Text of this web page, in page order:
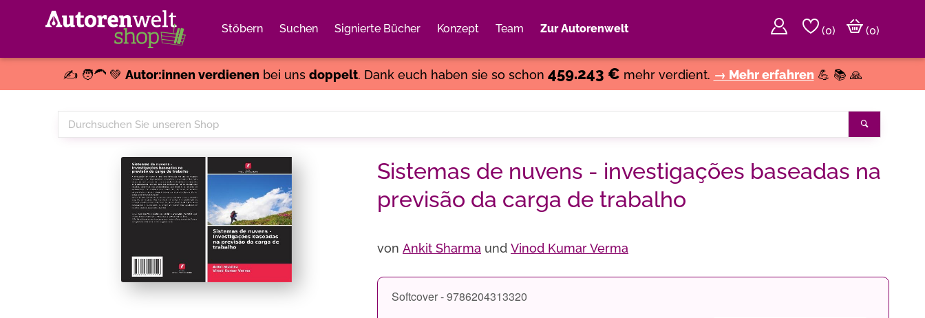
Stöbern Suchen Signierte Bücher Konzept Team Zur Autorenwelt (0)
(0)
✍️ 🧑‍🦱 💚 Autor:innen verdienenbei uns doppelt. Dank euch haben sie so schon 459.243 € mehr verdient. → Mehr erfahren 💪 📚 🙏
Durchsuchen
Sie
Sistemas de nuvens - investigações baseadas na
previsão da carga de trabalho
von Ankit Sharma und Vinod Kumar Verma
Softcover - 9786204313320